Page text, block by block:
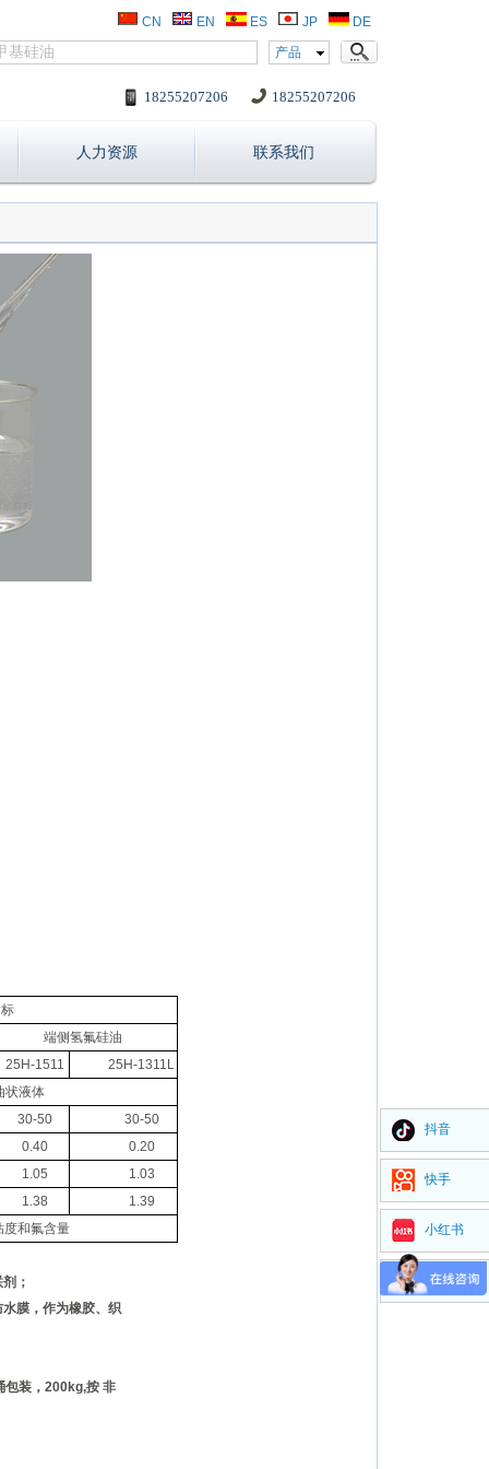
CN EN ES JP
DE
产品
18255207206
18255207206
人力资源 联系我们
端侧氢氟硅油
25 H-1511 25 H-1311L
状液体
30-50
30-50
0.40
0.20
1.05
1.03
1.38
1.39
度和氟含量
；
膜，作为橡胶、织
包装，200kg,按 非
抖音
快手
小红书
视频号